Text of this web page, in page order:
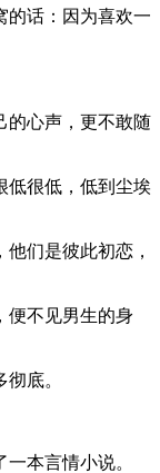
的话：因为喜欢一
的心声，更不敢随
低很低，低到尘埃
们是彼此初恋，
便不见男生的身
底。
本言情小说。